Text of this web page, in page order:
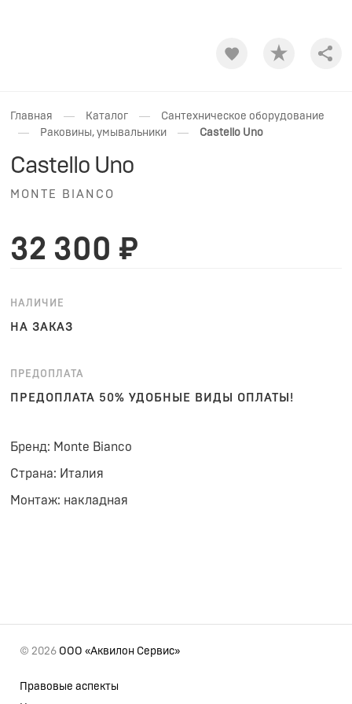
Главная — Каталог — Сантехническое оборудование
— Раковины, умывальники — Castello Uno
Castello Uno
MONTE BIANCO
32 300 ₽
НАЛИЧИЕ
НА ЗАКАЗ
ПРЕДОПЛАТА
ПРЕДОПЛАТА 50% УДОБНЫЕ ВИДЫ ОПЛАТЫ!
Бренд: Monte Bianco
Страна: Италия
Монтаж: накладная
© 2026 ООО «Аквилон Сервис»
Правовые аспекты